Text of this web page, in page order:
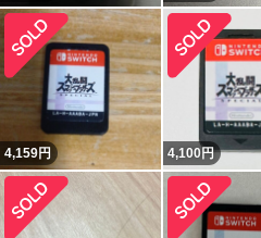
4,159円 4,100 円